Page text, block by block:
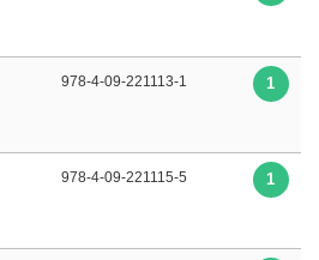
978-4-09-221113-1 1
978-4-09-221115-5 1